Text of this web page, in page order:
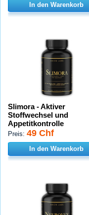
In den Warenkorb
Slimora - Aktiver
Stoffwechsel und
Appetitkontrolle
Preis: 49 Chf
In den Warenkorb